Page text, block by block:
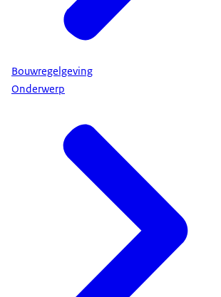
Bouwregelgeving
Onderwerp